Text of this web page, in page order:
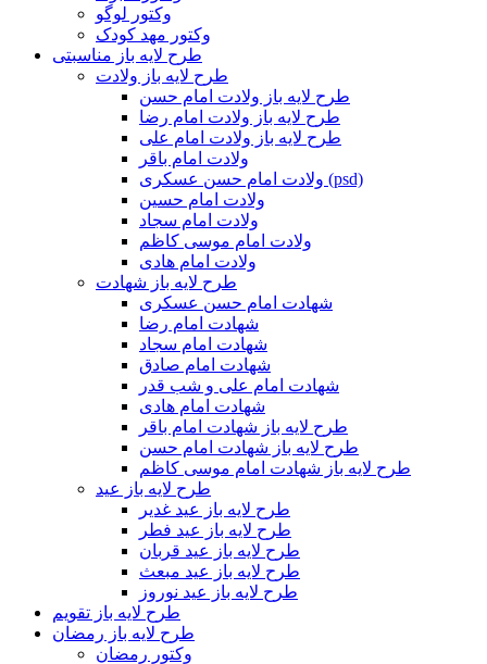
وکتور لوگو
وکتور مهد کودک
طرح لایه باز مناسبتی
طرح لایه باز ولادت
طرح لایه باز ولادت امام حسن
طرح لایه باز ولادت امام رضا
طرح لایه باز ولادت امام علی
ولادت امام باقر
ولادت امام حسن عسکری (psd)
ولادت امام حسین
ولادت امام سجاد
ولادت امام موسی کاظم
ولادت امام هادی
طرح لایه باز شهادت
شهادت امام حسن عسکری
شهادت امام رضا
شهادت امام سجاد
شهادت امام صادق
شهادت امام علی و شب قدر
شهادت امام هادی
طرح لایه باز شهادت امام باقر
طرح لایه باز شهادت امام حسن
طرح لایه باز شهادت امام موسی کاظم
طرح لایه باز عید
طرح لایه باز عید غدیر
طرح لایه باز عید فطر
طرح لایه باز عید قربان
طرح لایه باز عید مبعث
طرح لایه باز عید نوروز
طرح لایه باز تقویم
طرح لایه باز رمضان
وکتور رمضان